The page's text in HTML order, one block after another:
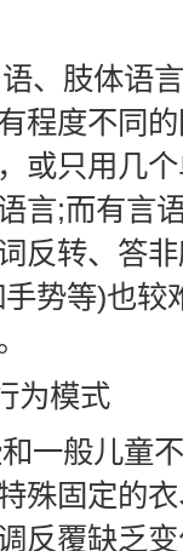
、肢体语
程度不同
或只用几
言;而有言
反转、答
势等)也较
为模式
一般儿童
殊固定的
反覆缺乏